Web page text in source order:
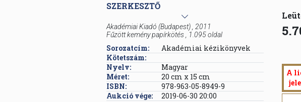
SZERKESZTŐ
Akadémiai Kiadó (Budapest)
2011
Fűzött kemény papírkötés
1.095oldal
Sorozatcím:
Akadémiai kézikönyvek
Kötetszám:
Nyelv:
Magyar
Méret:
20 cm x 15 cm
ISBN:
978-963-05-8949-9
Aukció vége:
2019-06-30 20:00
A